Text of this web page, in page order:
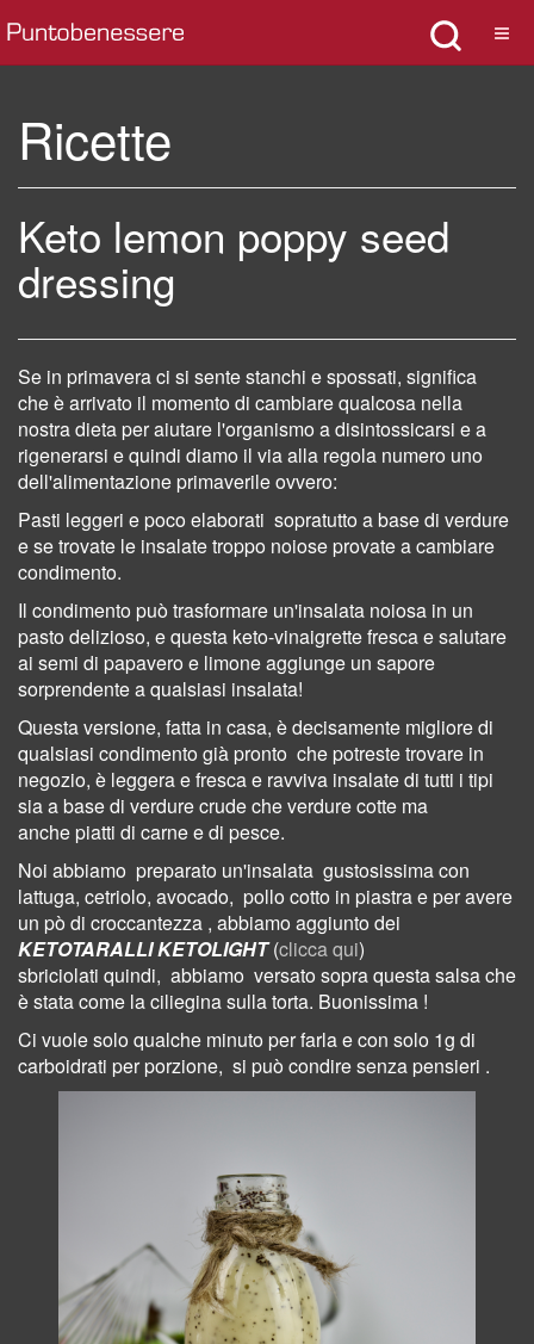
Ricette
Keto lemon poppy seed
dressing
Se in primavera ci si sente stanchi e spossati, significa
che è arrivato il momento di cambiare qualcosa nella
nostra dieta per aiutare l'organismo a disintossicarsi e a
rigenerarsi e quindi diamo il via alla regola numero uno
dell'alimentazione primaverile ovvero:
Pasti leggeri e poco elaborati sopratutto a base di verdure
e se trovate le insalate troppo noiose provate a cambiare
condimento.
Il condimento può trasformare un'insalata noiosa in un
pasto delizioso, e questa keto-vinaigrettefresca e salutare
ai semi di papavero e limoneaggiunge un sapore
sorprendente a qualsiasi insalata!
Questa versione, fatta in casa, è decisamente migliore di
qualsiasi condimento già pronto che potreste trovare in
negozio, è leggera e fresca e ravviva insalate di tutti i tipi
sia a base di verdurecrudeche verdurecotte ma
anche piatti di carne e di pesce.
Noi abbiamo preparato un'insalata gustosissima con
lattuga, cetriolo, avocado, pollo cotto in piastra e per avere
un pò di croccantezza , abbiamo aggiunto dei
KETOTARALLI KETOLIGHT(clicca qui)
sbriciolati quindi, abbiamo versato sopra questasalsache
è stata come la ciliegina sulla torta. Buonissima !
Ci vuole solo qualche minuto per farla e con solo 1g di
carboidrati per porzione, si può condire senza pensieri .